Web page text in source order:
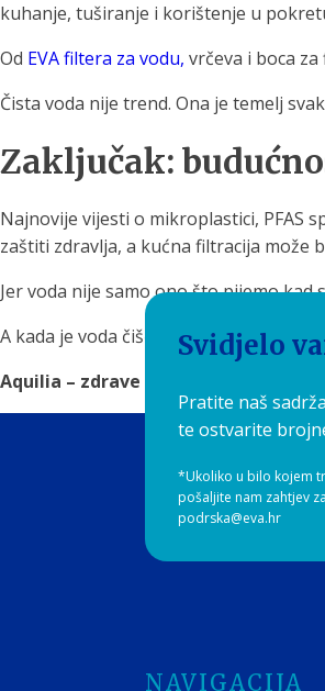
kuhanje, tuširanje i korištenje u
Od EVA filtera za vodu, vrčeva i boca
Čista voda nije trend. Ona je temelj
Zaključak:
Najnovije vijesti o mikroplastici, PFAS
zaštiti zdravlja, a kućna filtracija može
Jer voda nije samo ono što pijemo
A kada je voda čišća, ukusnija i
Aquilia – zdrave navike počinju
Svidjelo
Pratite naš
te ostvarite
*Ukoliko u bilo kojem
pošaljite nam zahtjev
podrska@eva.hr
NAVIGACIJA